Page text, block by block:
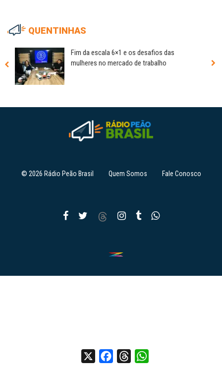
QUENTINHAS
Fim da escala 6×1 e os desafios das
mulheres no mercado de trabalho
© 2026 Rádio Peão Brasil Quem Somos Fale Conosco
X FacebookThreadsWhatsApp